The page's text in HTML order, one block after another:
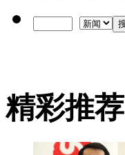
精彩推荐